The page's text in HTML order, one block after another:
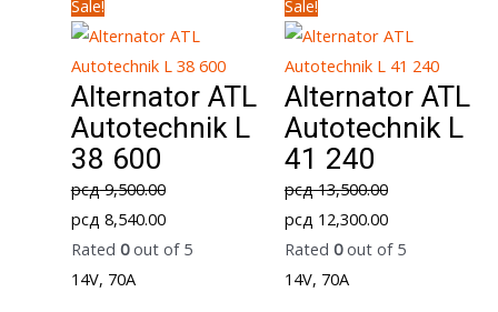
Sale!
Alternator ATL
Autotechnik L
38 600
рсд9,500.00
Original
price
was:
рсд 8,540.00Current
price
Rated 0out of 5
14V, 70A
Sale!
Alternator ATL
Autotechnik L
41 240
рсд13,500.00
Original
price
was:
рсд 12,300.00Current
price
Rated 0out of 5
14V, 70A